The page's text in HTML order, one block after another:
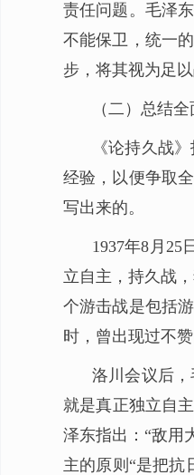
责任问题。毛泽
不能保卫，统一
步，将其视为足
（二）总结
《论持久战
经验，以便争取
写出来的。
1937年8月
立自主，持久战
个游击战是包括
时，曾出现过不
洛川会议后
就是真正独立自
泽东指出：“敌用
主的原则“是把抗